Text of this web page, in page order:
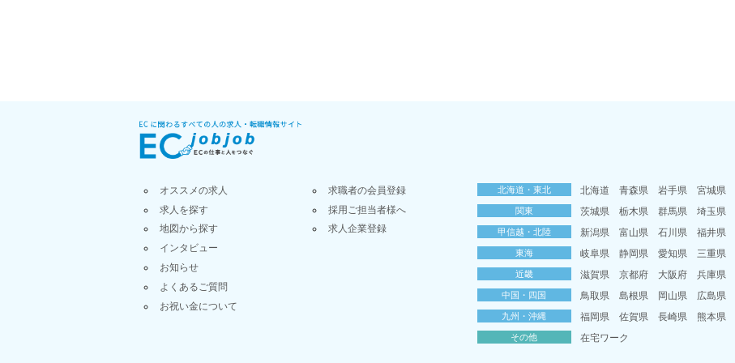
オススメの求人
求人を探す
地図から探す
インタビュー
お知らせ
よくあるご質問
お祝い金について
求職者の会員登録
採用ご担当者様へ
求人企業登録
北海道・東北 北海道 青森県 岩手県 宮城県
関東 茨城県 栃木県 群馬県 埼玉県
甲信越・北陸 新潟県 富山県 石川県 福井県
東海 岐阜県 静岡県 愛知県 三重県
近畿 滋賀県 京都府 大阪府 兵庫県
中国・四国 鳥取県 島根県 岡山県 広島県
九州・沖縄 福岡県 佐賀県 長崎県 熊本県
その他 在宅ワーク